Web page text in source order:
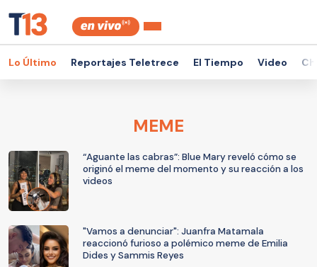
Lo Último Reportajes Teletrece El Tiempo Video
MEME
“Aguante las cabras”: Blue Mary reveló cómo se
originó el meme del momento y su reacción a los
videos
"Vamos a denunciar": Juanfra Matamala
reaccionó furioso a polémico meme de Emilia
Dides y Sammis Reyes